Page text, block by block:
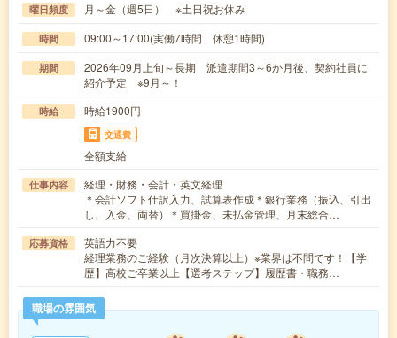
曜日頻度 月～金（週5日） ※土日祝お休み
時間 09:00～17:00(実働7時間 休憩1時間)
期間
2026年09月上旬～長期 派遣期間3～6か月後、契約社員に
紹介予定 ※9月～！
時給 時給1900円
交通費
全額支給
仕事内容
経理・財務・会計・英文経理
＊会計ソフト仕訳入力、試算表作成＊銀行業務（振込、引出
し、入金、両替）＊買掛金、未払金管理、月末総合…
応募資格
英語力不要
経理業務のご経験（月次決算以上）※業界は不問です！【学
歴】高校ご卒業以上【選考ステップ】履歴書・職務…
職場の雰囲気